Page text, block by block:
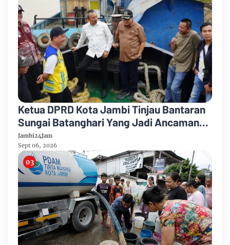
Ketua DPRD Kota Jambi Tinjau Bantaran
Sungai Batanghari Yang Jadi Ancaman
Abrasi
Jambi24Jam
Sept 06, 2026